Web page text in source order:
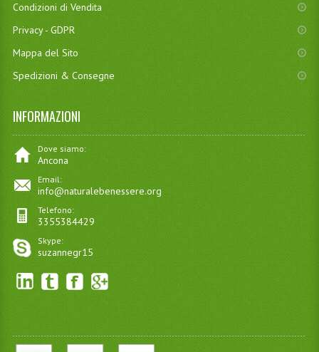
Condizioni di Vendita
Privacy - GDPR
Mappa del Sito
Spedizioni & Consegne
INFORMAZIONI
Dove siamo:
Ancona
Email:
info@naturalebenessere.org
Telefono:
3355384429
Skype:
suzannegr15